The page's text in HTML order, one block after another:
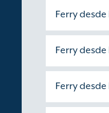
Ferry
Ferry
Ferry desde